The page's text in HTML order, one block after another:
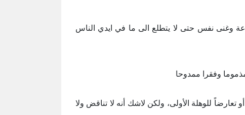
وغنى نفس حتى لا يتطلع الى ما في ايدي الناس
وفقرا ممدوحا
للوهلة الأولی، ولكن لاشك أنه لا تناقض ولا